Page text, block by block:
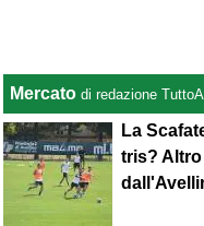
Mercato di redazione
La
tris?